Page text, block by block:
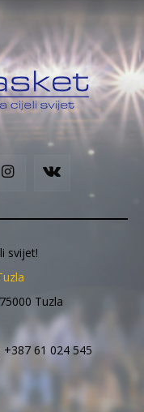
svijet!
Tuzla
61 024 545